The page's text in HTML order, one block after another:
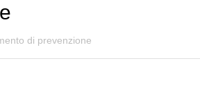
di prevenzione